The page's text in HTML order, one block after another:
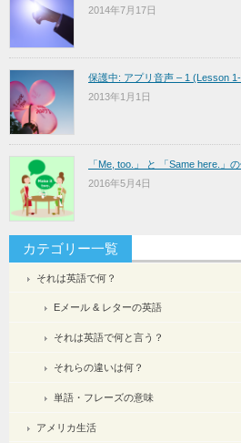
2014年7月17日
保護中: アプリ音声 – 1 (Lesson
2013年1月1日
「Me, too.」 と 「Same here.」
2016年5月4日
カテゴリー一覧
それは英語で何？
Eメール & レターの英語
それは英語で何と言う？
それらの違いは何？
単語・フレーズの意味
アメリカ生活